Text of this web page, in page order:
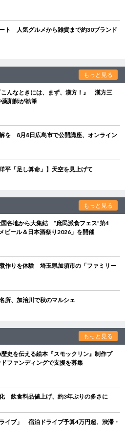
ト 人気グルメから雑貨まで約30ブランド
もっと見る
こんなときには、まず、漢方！』 漢方三
剤師が執筆
を 8月8日広島市で公開講座、オンライン
平「足し算命」】天空を見上げて
もっと見る
各地から大集結 “庶民派食フェス”第4
ビール＆日本酒祭り2026」を開催
作りを体験 埼玉県加須市の「ファミリー
所、加治川で秋のマルシェ
もっと見る
史を伝える絵本『スモックリン』制作プ
ファンディングで支援を募集
飲食料品値上げ、約3年ぶりの多さに
イブ」 宿泊ドライブ予算4万円超、渋滞・